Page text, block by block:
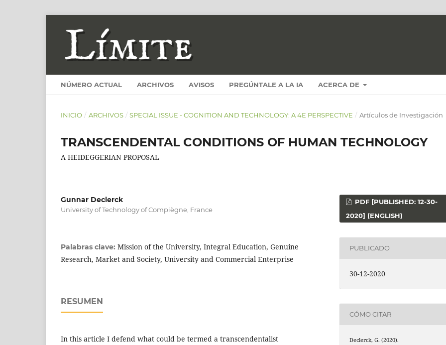
NÚMERO ACTUAL ARCHIVOS AVISOS PREGÚNTALE A LA IA ACERCA DE
INICIO / ARCHIVOS / SPECIAL ISSUE - COGNITION AND TECHNOLOGY: A 4E PERSPECTIVE / Artículos de Investigación
TRANSCENDENTAL CONDITIONS OF HUMAN TECHNOLOGY
A HEIDEGGERIAN PROPOSAL
Gunnar Declerck
University of Technology of Compiègne, France
Palabras clave: Mission of the University, Integral Education, Genuine
Research, Market and Society, University and Commercial Enterprise
RESUMEN
In this article I defend what could be termed a transcendentalist
PDF [PUBLISHED: 12-30-
2020] (ENGLISH)
PUBLICADO
30-12-2020
CÓMO CITAR
Declerck, G. (2020).